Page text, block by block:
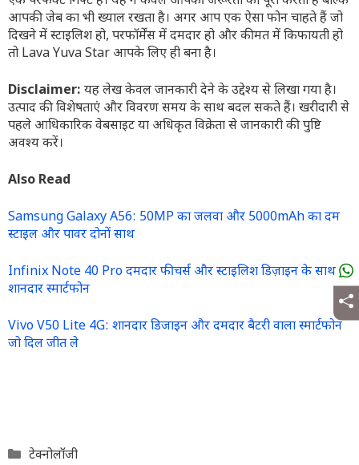
आपकी जेब का भी ख्याल रखता है। अगर आप एक ऐसा फोन चाहते हैं जो
दिखने में स्टाइलिश हो, परफॉर्मेंस में दमदार हो और कीमत में किफायती हो
तो Lava Yuva Star आपके लिए ही बना है।
Disclaimer: यह लेख केवल जानकारी देने के उद्देश्य से लिखा गया है।
उत्पाद की विशेषताएं और विवरण समय के साथ बदल सकते हैं। खरीदारी से
पहले आधिकारिक वेबसाइट या अधिकृत विक्रेता से जानकारी की पुष्टि
अवश्य करें।
Also Read
Samsung Galaxy A56: 50MP का जलवा और 5000mAh का दम
स्टाइल और पावर दोनों साथ
Infinix Note 40 Pro दमदार फीचर्स और स्टाइलिश डिज़ाइन के साथ
शानदार स्मार्टफोन
Vivo V50 Lite 4G: शानदार डिजाइन और दमदार बैटरी वाला स्मार्टफोन
जो दिल जीत ले
Categories
टेक्नोलॉजी